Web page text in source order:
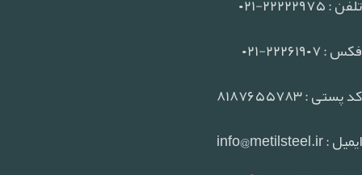
فکس : ۲۲۲۶۱۹۰۷-۰۲۱
کد پستی : ۸۱۸۷۶۵۵۷۸۳
ایمیل : info@metilsteel.ir